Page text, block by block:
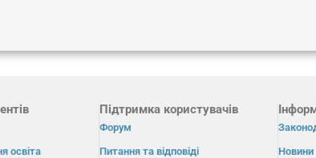
освіта
Підтримка користувачів
Форум
Питання та відповіді
Новини